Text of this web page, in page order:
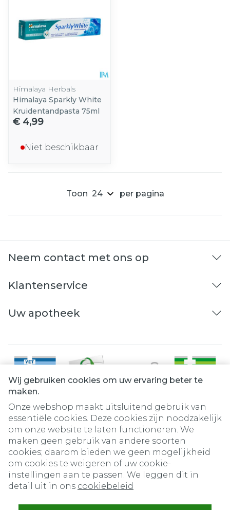
Wij gebruiken cookies om uw ervaring beter te
maken.
Onze webshop maakt uitsluitend gebruik van
essentiële cookies. Deze cookies zijn noodzakelijk
om onze website te laten functioneren. We
maken geen gebruik van andere soorten
cookies; daarom bieden we geen mogelijkheid
om cookies te weigeren of uw cookie-
instellingen aan te passen. We leggen dit in
detail uit in ons cookiebeleid
Himalaya Herbals
Himalaya Sparkly White
Kruidentandpasta 75ml
€ 4,99
Niet beschikbaar
Toon per pagina
Neem contact met ons op
Klantenservice
Uw apotheek
Juridische links